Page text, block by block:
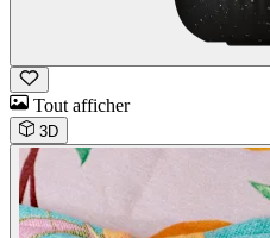
Tout afficher
3D